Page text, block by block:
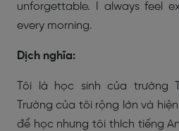
unforgettable. I always feel
every morning.
Dịch nghĩa:
Tôi là học sinh của trường
Trường của tôi rộng lớn và
để học nhưng tôi thích tiếng